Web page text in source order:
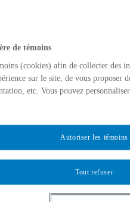
et cadres de vie
et participation dans la cité
et valorisation des savoirs
en Amérique du
échanges
de témoins
(cookies) afin de collecter des
sur le site, de vous proposer
etc. Vous pouvez
Tout refuser
Autoriser les témoins